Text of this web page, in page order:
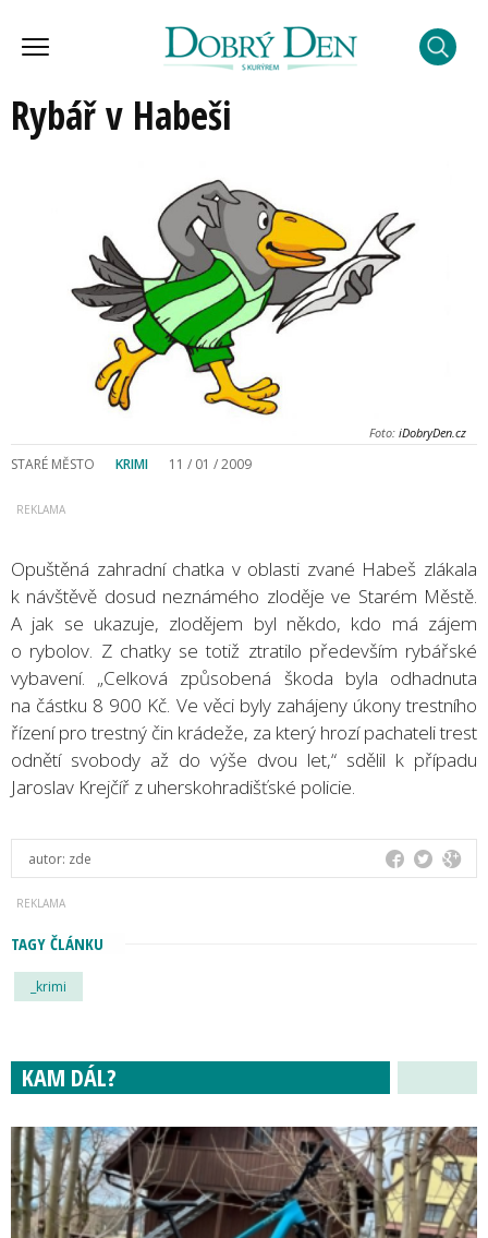
Rybář v Habeši
Foto: iDobryDen.cz
STARÉ MĚSTO KRIMI 11 / 01 / 2009
Opuštěná zahradní chatka v oblasti zvané Habeš zlákala
k návštěvě dosud neznámého zloděje ve Starém Městě.
A jak se ukazuje, zlodějem byl někdo, kdo má zájem
o rybolov. Z chatky se totiž ztratilo především rybářské
vybavení. „Celková způsobená škoda byla odhadnuta
na částku 8 900 Kč. Ve věci byly zahájeny úkony trestního
řízení pro trestný čin krádeže, za který hrozí pachateli trest
odnětí svobody až do výše dvou let,“ sdělil k případu
Jaroslav Krejčíř z uherskohradišťské policie.
autor: zde
TAGY ČLÁNKU
_krimi
KAM DÁL?